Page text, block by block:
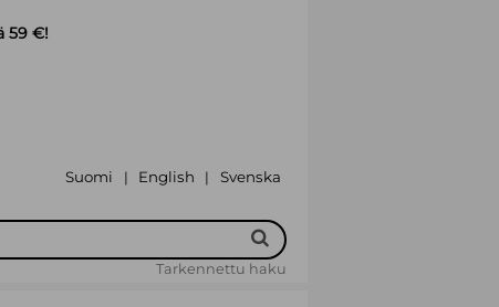
59 €!
Suomi | English | Svenska
Tarkennettu haku